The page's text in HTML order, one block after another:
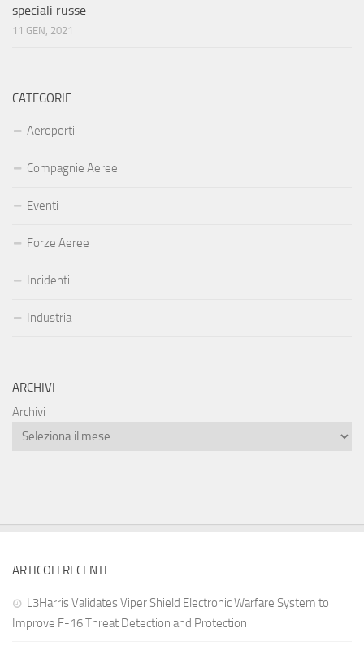
speciali russe
11 GEN, 2021
CATEGORIE
Aeroporti
Compagnie Aeree
Eventi
Forze Aeree
Incidenti
Industria
ARCHIVI
Archivi
ARTICOLI RECENTI
L3Harris Validates Viper Shield Electronic Warfare System to
Improve F-16 Threat Detection and Protection